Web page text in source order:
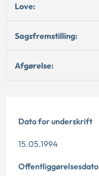
Love:
Sagsfremstilling:
Afgørelse:
Dato for underskrift
15.05.1994
Offentliggørelsesdato